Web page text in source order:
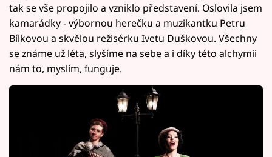
tak se vše propojilo a vzniklo představení. Oslovila jsem
kamarádky - výbornou herečku a muzikantku Petru
Bílkovou a skvělou režisérku Ivetu Duškovou. Všechny
se známe už léta, slyšíme na sebe a i díky této alchymii
nám to, myslím, funguje.